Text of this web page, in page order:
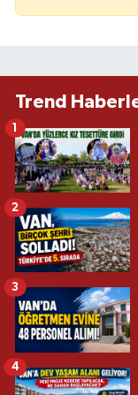
Trend
1
2
3
4